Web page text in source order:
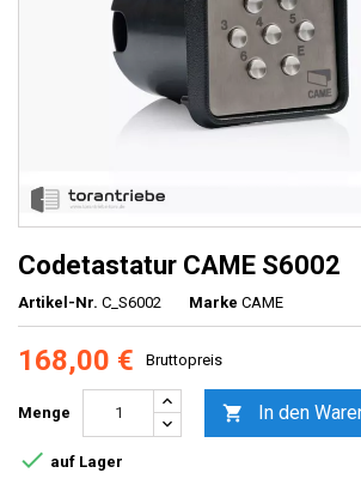
Codetastatur CAME S6002
Artikel-Nr. C_S6002 Marke CAME
168,00 € Bruttopreis
Menge  In den
 auf Lager